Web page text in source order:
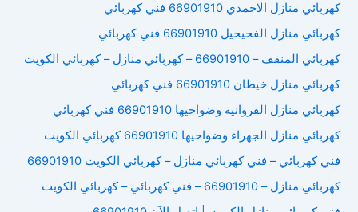
كهربائي منازل الاحمدي 66901910 فني كهربائي
كهربائي منازل الفحيحيل 66901910 فني كهربائي
كهربائي المنقف – 66901910 – كهربائي منازل – كهربائي الكويت
كهربائي منازل خيطان 66901910 فني كهربائي
كهربائي منازل الفروانية وضواحيها 66901910 فني كهربائي
كهربائي منازل الجهراء وضواحيها 66901910 كهربائي الكويت
فني كهربائي – فني كهربائي منازل – كهربائي الكويت 66901910
كهربائي منازل – 66901910 – فني كهربائي – كهربائي الكويت